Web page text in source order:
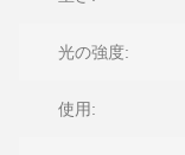
光の強度:
使用: